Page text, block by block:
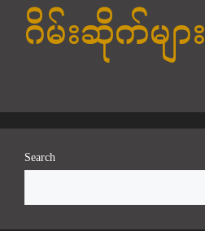
ဂိမ်းဆိုက်များ
Search